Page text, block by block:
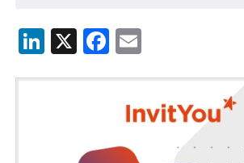
LinkedIn
X Facebook